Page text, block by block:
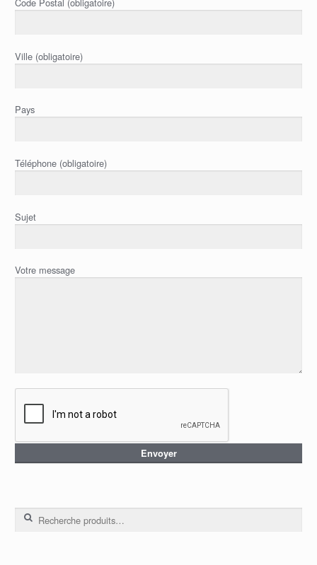
Ville (obligatoire)
Pays
Téléphone (obligatoire)
Sujet
Votre message
Recherche pour :